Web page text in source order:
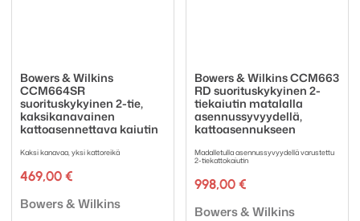
Bowers & Wilkins
CCM664SR
suorituskykyinen 2-tie,
kaksikanavainen
kattoasennettava kaiutin
Kaksi kanavaa, yksi kattoreikä
469,00 €
Tuotemerkki:
Bowers & Wilkins
Bowers & Wilkins CCM663
RD suorituskykyinen 2-
tiekaiutin matalalla
asennussyvyydellä,
kattoasennukseen
Madalletulla asennussyvyydellä varustettu
2-tiekattokaiutin
998,00 €
Tuotemerkki:
Bowers & Wilkins